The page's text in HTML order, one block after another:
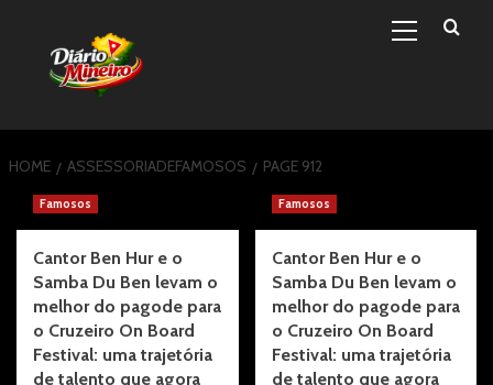
content
Menu
HOME ASSESSORIADEFAMOSOS PAGE 912
assessoriadefamosos
Famosos
Cantor Ben Hur e o
Samba Du Ben levam o
melhor do pagode para
o Cruzeiro On Board
Festival: uma trajetória
de talento que agora
Famosos
Cantor Ben Hur e o
Samba Du Ben levam o
melhor do pagode para
o Cruzeiro On Board
Festival: uma trajetória
de talento que agora